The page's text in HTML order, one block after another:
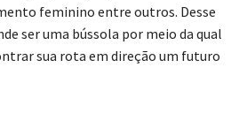
feminino entre outros. Desse
ser uma bússola por meio da qual
sua rota em direção um futuro